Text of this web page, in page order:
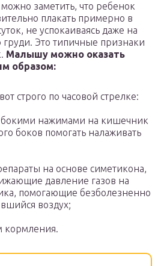
заметить, что ребенок
плакать примерно в
не успокаиваясь даже на
груди. Это типичные признаки
Малышу можно оказать
образом:
строго по часовой стрелке:
нажимами на кишечник
боков помогать налаживать
на основе симетикона,
давление газов на
помогающие безболезненно
воздух;
кормления.